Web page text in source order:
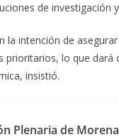
de investigación
la intención de
prioritarios, lo que
insistió.
Plenaria de